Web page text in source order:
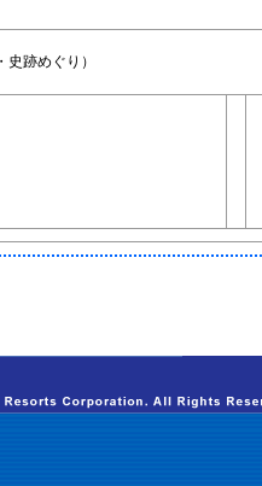
跡めぐり）